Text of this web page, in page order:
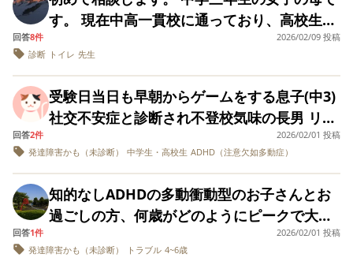
カにされると気にし
始めてもいます。 で
なより幼いし、発言
も自己中なことも
少々あり、付き合い
が近くなりすぎたり
視されたり辛い一面
や離席などもないた
め学校からはなにか
言われたことはあり
ません。 どんなこと
の本人は頑張ってま
い。特別扱いは出
ないから今までと
わらず指導します
う思いで怒ったん
よ。こうすれば よ
ったね」と家でフ
ローするようにし
いました。 が、周り
の部員と自分との
は部活の話を一切
なくなり、怪我し
のを気に休むよう
なり、 最近 辞め
まいました。 今は、
寄せください、お願いいたします。
く、初対面でも比較的すぐに仲良くなるタイ
プのため、当初は転園せず卒園まで通わせよ
うと考えていました。 しかし、保育園の先生
に相談した際に 「学区内の園のほうが、小学
校入学時に友達がクッション役になってくれ
ることもある」 とアドバイスをいただき、迷
子を見てよいのか、それとも早めに転園を検
す。 別の園への転園も選択肢として考えてい
ますが、 ・今せっかく落ち着いてきている環
境を変えてよいのか ・息子にとって環境の変
ん。
われましたが、作文は書けないし、授業での
意見交換も嫌がって隅っこにいるし、今日の
給食美味しかった？などの簡単な質問にも
「わかんない」しか言いません。 文字を書く
スピードは早いですが、筆圧も安定せず悪い
言い方をすれば雑で、人から読めずバツをつ
けられる感じで、とても強みとは思えませ
は何が原因なのかということが、結局何も分
からなくて、途方に暮れています。。 心理検
査により、ASD、ADHDの特性もあるとのこ
とでした。また、予期不安もあるとのこと。
事を通常級の同学年から馬鹿にされ(馬鹿の集
まり、馬鹿がうつる等)、その約2週間後から
行き渋りがが始まり、10月から不登校になり
ました。私は仕事を辞めました。 数日前の受
診で母子分離不安と診断され、不安を和らげ
る漢方薬を処方されています。 お恥ずかしい
事に初めて「分離不安」を知りました。 現在
夫への敵意はなく、夫と息子での外出可能、
祖父母宅へ預ける事も出来ます。 二間続きの
部屋でさえ1人で部屋に居れません。トイレは
時々同行を求める程度、外出時は離れないの
で迷子知らず、家の中では視界に私か夫がい
す。 現在中高一貫校に通っており、高校生に
そのまま上がることになっていますが、 進学
にあたり、通知表が2がついて数学の点数が一
ため、ウィスク5知能検査を受けました。
IQ98、言語理解111、視空間100、流動性推理
106、ワーキングメモリ91、処理速度75と結
果が出ました。 【筆記作業】宿題にいつも時
間がかかる→見たものを書き写すことがとて
も苦手で、タブレットで写真を撮るなどで負
担を減らすこと。 【ワーキングメモリー】情
報を一度頭の中て操作したほうが記憶しやす
回答8件
2026/02/09 投稿
診断 トイレ 先生
受験日当日も早朝からゲームをする息子(中3)
社交不安症と診断され不登校気味の長男 リア
ルでの人との関わりが苦痛のようで、ネット
には同じ境遇のフレンドがたくさんいるの
ます 塾には通えていますが、家にいる間はず
っとスマホ＆ゲーム 親子で話し合ってルール
を決めてもすぐ守れなくなり、キレる、暴れ
回答2件
2026/02/01 投稿
発達障害かも（未診断）
中学生・高校生 ADHD（注意欠如多動症）
知的なしADHDの多動衝動型のお子さんとお
過ごしの方、何歳がどのようにピークで大変
だと感じましたか？ やはり小学生からの方が
大変なのでしょうか。 1歳からどう見ても多
回答1件
2026/02/01 投稿
発達障害かも（未診断）
トラブル 4~6歳